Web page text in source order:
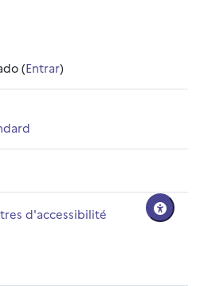
(Entrar)
d'accessibilité